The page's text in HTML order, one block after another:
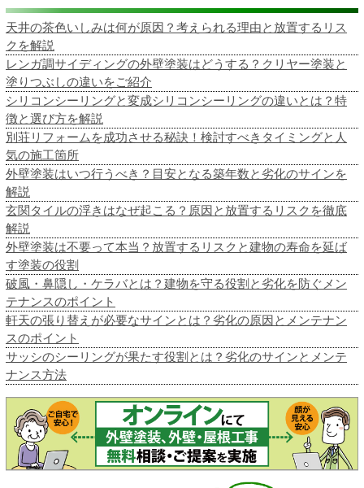
天井の茶色いしみは何が原因？考えられる理由と放置するリス
クを解説
レンガ調サイディングの外壁塗装はどうする？クリヤー塗装と
塗りつぶしの違いをご紹介
シリコンシーリングと変成シリコンシーリングの違いとは？特
徴と選び方を解説
別荘リフォームを成功させる秘訣！検討すべきタイミングと人
気の施工箇所
外壁塗装はいつ行うべき？目安となる築年数と劣化のサインを
解説
玄関タイルの浮きはなぜ起こる？原因と放置するリスクを徹底
解説
外壁塗装は不要って本当？放置するリスクと建物の寿命を延ば
す塗装の役割
破風・鼻隠し・ケラバとは？建物を守る役割と劣化を防ぐメン
テナンスのポイント
軒天の張り替えが必要なサインとは？劣化の原因とメンテナン
スのポイント
サッシのシーリングが果たす役割とは？劣化のサインとメンテ
ナンス方法